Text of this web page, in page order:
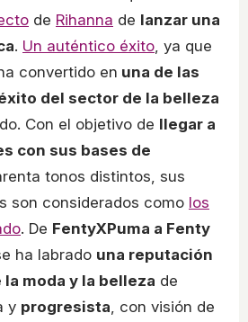
de Rihanna de lanzar una
. Un auténtico éxito, ya que
convertido en una de las
del sector de la belleza
Con el objetivo de llegar a
con sus bases de
tonos distintos, sus
son considerados como los
. De FentyXPuma a Fenty
ha labrado una reputación
moda y la belleza de
y progresista, con visión de